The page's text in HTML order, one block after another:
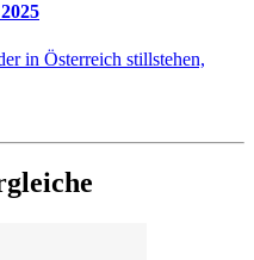
in Österreich stillstehen,